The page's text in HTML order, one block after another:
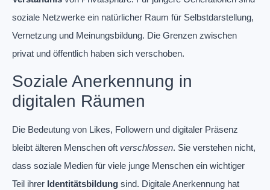
soziale Netzwerke ein natürlicher Raum für Selbstdarstellung,
Vernetzung und Meinungsbildung. Die Grenzen zwischen
privat und öffentlich haben sich verschoben.
Soziale Anerkennung in
digitalen Räumen
Die Bedeutung von Likes, Followern und digitaler Präsenz
bleibt älteren Menschen oft verschlossen. Sie verstehen nicht,
dass soziale Medien für viele junge Menschen ein wichtiger
Teil ihrer Identitätsbildung sind. Digitale Anerkennung hat